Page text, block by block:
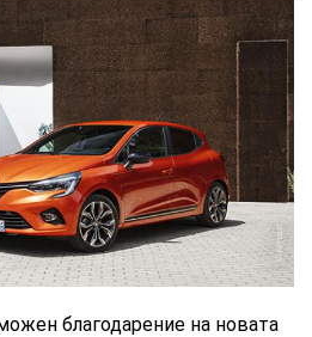
Renault
благодарение на новата